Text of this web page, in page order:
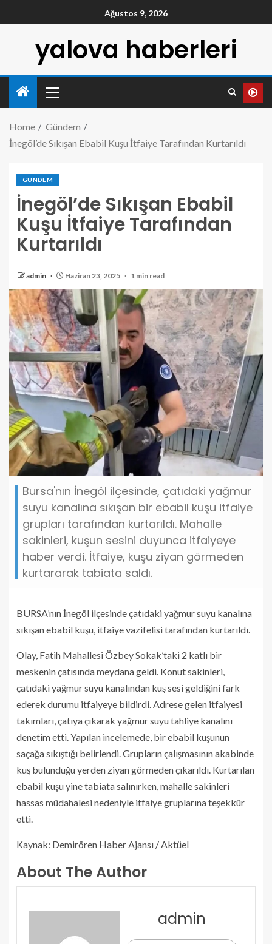
Ağustos 9, 2026
yalova haberleri
Home
Gündem
İnegöl’de Sıkışan Ebabil Kuşu İtfaiye Tarafından Kurtarıldı
GÜNDEM
İnegöl’de Sıkışan Ebabil
Kuşu İtfaiye Tarafından
Kurtarıldı
admin Haziran 23, 2025 1 min read
Bursa'nın İnegöl ilçesinde, çatıdaki yağmur
suyu kanalına sıkışan bir ebabil kuşu itfaiye
grupları tarafından kurtarıldı. Mahalle
sakinleri, kuşun sesini duyunca itfaiyeye
haber verdi. İtfaiye, kuşu ziyan görmeden
kurtararak tabiata saldı.
BURSA’nın İnegöl ilçesinde çatıdaki yağmur suyu kanalına
sıkışan ebabil kuşu, itfaiye vazifelisi tarafından kurtarıldı.
Olay, Fatih Mahallesi Özbey Sokak’taki 2 katlı bir
meskenin çatısında meydana geldi. Konut sakinleri,
çatıdaki yağmur suyu kanalından kuş sesi geldiğini fark
ederek durumu itfaiyeye bildirdi. Adrese gelen itfaiyesi
takımları, çatıya çıkarak yağmur suyu tahliye kanalını
denetim etti. Yapılan incelemede, bir ebabil kuşunun
saçağa sıkıştığı belirlendi. Grupların çalışmasının akabinde
kuş bulunduğu yerden ziyan görmeden çıkarıldı. Kurtarılan
ebabil kuşu yine tabiata salınırken, mahalle sakinleri
hassas müdahalesi nedeniyle itfaiye gruplarına teşekkür
etti.
Kaynak: Demirören Haber Ajansı / Aktüel
About The Author
admin